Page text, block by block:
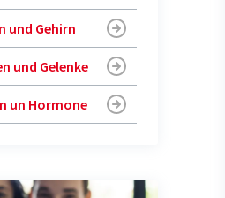
und Gehirn
und Gelenke
un Hormone